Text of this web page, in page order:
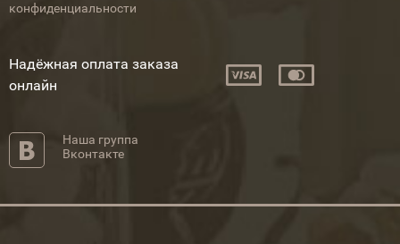
конфиденциальности
Надёжная оплата заказа
онлайн
Наша группа
Вконтакте